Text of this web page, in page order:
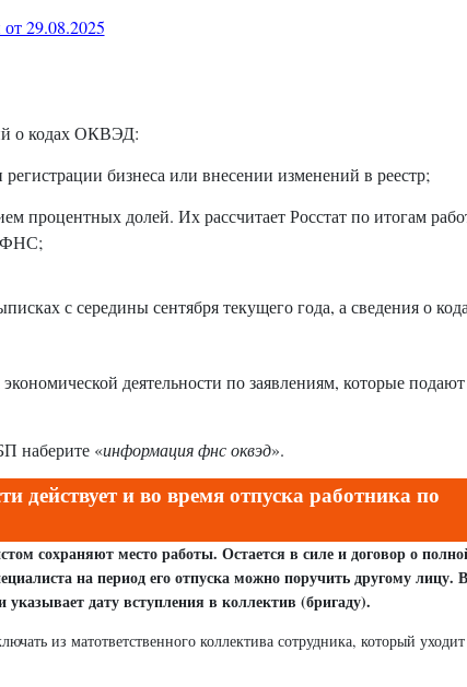
29.08.2025
о кодах ОКВЭД:
бизнеса или внесении изменений в реестр;
процентных долей. Их рассчитает Росстат по итогам
ФНС;
с середины сентября текущего года, а сведения о
деятельности по заявлениям, которые
наберите «информация фнс оквэд».
действует и во время отпуска работника по
сохраняют место работы. Остается в силе и договор о
на период его отпуска можно поручить другому лицу. В
дату вступления в коллектив (бригаду).
из матответственного коллектива сотрудника, который